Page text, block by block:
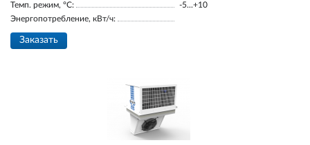
Темп. режим, °С:
-5...+10
Энергопотребление, кВт/ч:
Заказать